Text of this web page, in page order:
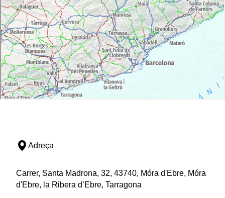
Adreça
Carrer, Santa Madrona, 32, 43740, Móra d'Ebre, Móra
d'Ebre, la Ribera d’Ebre, Tarragona